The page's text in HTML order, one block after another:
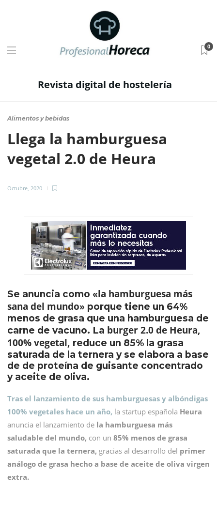
Revista digital de hostelería
0
Alimentos y bebidas
Llega la hamburguesa
vegetal 2.0 de Heura
Octubre, 2020
Se anuncia como «la hamburguesa más
sana del mundo» porque tiene un 64%
menos de grasa que una hamburguesa de
carne de vacuno. La burger 2.0 de Heura,
100% vegetal, reduce un 85% la grasa
saturada de la ternera y se elabora a base
de de proteína de guisante concentrado
y aceite de oliva.
Tras el lanzamiento de sus hamburguesas y albóndigas
100% vegetales hace un año, la startup española Heura
anuncia el lanzamiento de la hamburguesa más
saludable del mundo, con un 85% menos de grasa
saturada que la ternera, gracias al desarrollo del primer
análogo de grasa hecho a base de aceite de oliva virgen
extra.